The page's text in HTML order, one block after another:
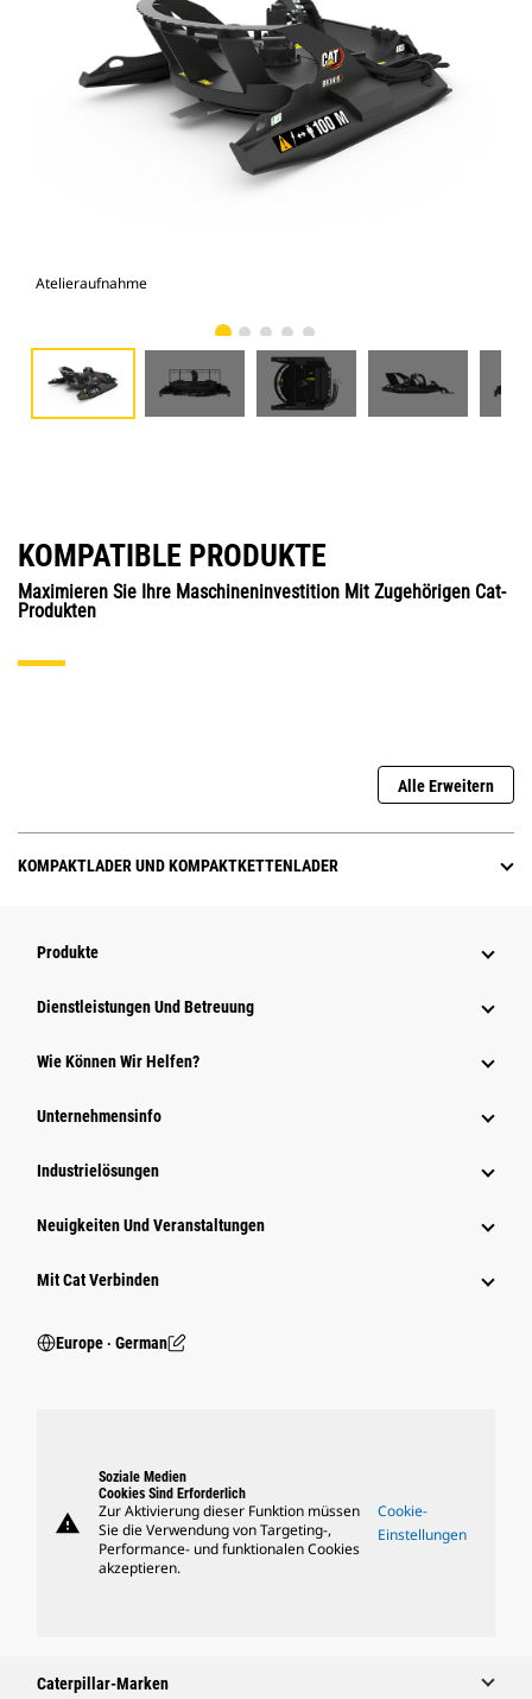
Atelieraufnahme
KOMPATIBLE PRODUKTE
Maximieren Sie Ihre Maschineninvestition Mit Zugehörigen Cat-
Produkten
Alle Erweitern
KOMPAKTLADER UND KOMPAKTKETTENLADER
Produkte
Dienstleistungen Und Betreuung
Wie Können Wir Helfen?
Unternehmensinfo
Industrielösungen
Neuigkeiten Und Veranstaltungen
Mit Cat Verbinden
Europe ‧ German
warning
Soziale Medien
Cookies Sind Erforderlich
Zur Aktivierung dieser Funktion müssen
Sie die Verwendung von Targeting-,
Performance- und funktionalen Cookies
akzeptieren.
Cookie-
Einstellungen
Caterpillar-Marken